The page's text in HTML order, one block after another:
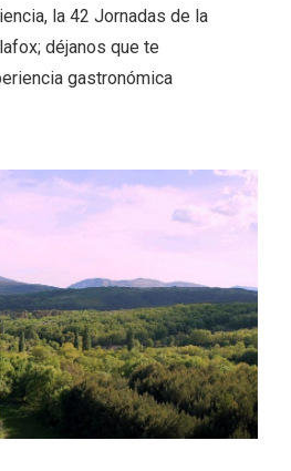
la 42 Jornadas de la
déjanos que te
gastronómica
recurso turístico
de Rueda